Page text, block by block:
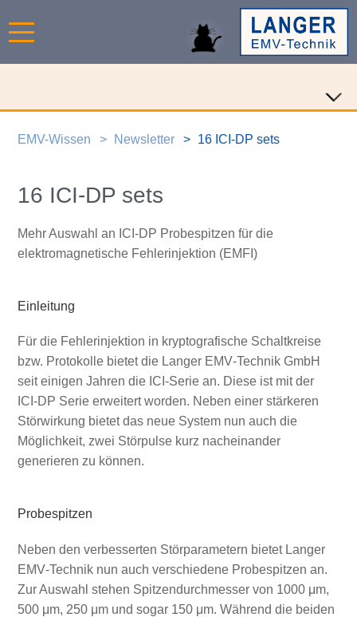
EMV-Wissen Newsletter 16 ICI-DP sets
16 ICI-DP sets
Mehr Auswahl an ICI-DP Probespitzen für die
elektromagnetische Fehlerinjektion (EMFI)
Einleitung
Für die Fehlerinjektion in kryptografische Schaltkreise
bzw. Protokolle bietet die Langer EMV‑Technik GmbH
seit einigen Jahren die ICI‑Serie an. Diese ist mit der
ICI‑DP Serie erweitert worden. Neben einer stärkeren
Störwirkung bietet das neue System nun auch die
Möglichkeit, zwei Störpulse kurz nacheinander
generieren zu können.
Probespitzen
Neben den verbesserten Störparametern bietet Langer
EMV‑Technik nun auch verschiedene Probespitzen an.
Zur Auswahl stehen Spitzendurchmesser von 1000 μm,
500 μm, 250 μm und sogar 150 μm. Während die beiden